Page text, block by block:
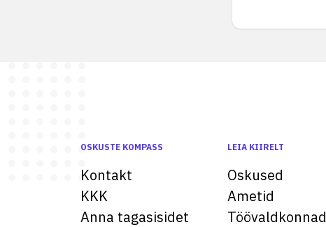
OSKUSTE KOMPASS
Kontakt
KKK
Anna tagasisidet
LEIA KIIRELT
Oskused
Ametid
Töövaldkonnad